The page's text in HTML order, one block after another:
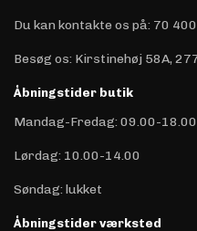
Du kan kontakte os på: 70
Besøg os: Kirstinehøj 58A,
Åbningstider butik
Mandag-Fredag: 09.00-18.00
Lørdag: 10.00-14.00
Søndag: lukket
Åbningstider værksted